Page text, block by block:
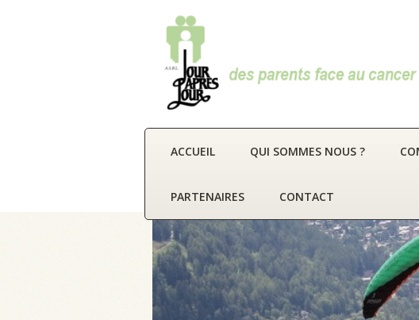
ACCUEIL QUI SOMMES NOUS ?
PARTENAIRES CONTACT